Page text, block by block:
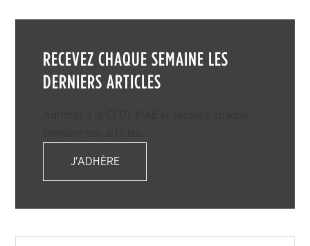
RECEVEZ CHAQUE SEMAINE LES
DERNIERS ARTICLES
J'ADHÈRE